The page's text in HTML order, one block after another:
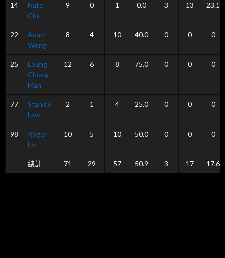
14
Nate
Chu
9 0 1 0.0 3 13 23.1
22
Adam
Wong
8 4 10 40.0 0 0 0
25
Leung
Chung
Man
12 6 8 75.0 0 0 0
77
Stanley
Law
2 1 4 25.0 0 0 0
98
Roger
Lo
10 5 10 50.0 0 0 0
總計 71 29 57 50.9 3 17 17.6